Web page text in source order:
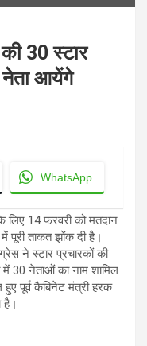
30 स्टार
नेता आयेंगे
WhatsApp
लिए 14 फरवरी को मतदान
में पूरी ताकत झोंक दी है।
ने स्टार प्रचारकों की
में 30 नेताओं का नाम शामिल
पूर्व कैबिनेट मंत्री हरक
है।